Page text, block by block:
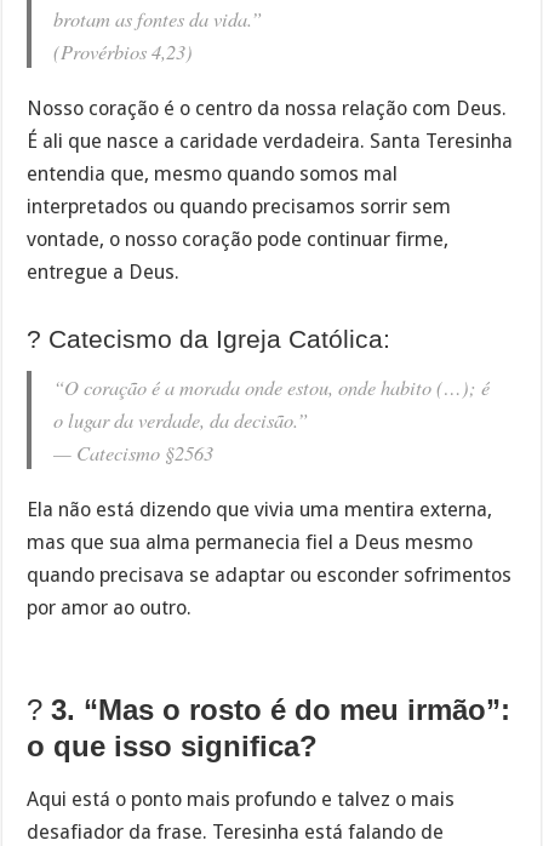
brotam as fontes da vida.”
(Provérbios 4,23)
Nosso coração é o centro da nossa relação com Deus.
É ali que nasce a caridade verdadeira. Santa Teresinha
entendia que, mesmo quando somos mal
interpretados ou quando precisamos sorrir sem
vontade, o nosso coração pode continuar firme,
entregue a Deus.
? Catecismo da Igreja Católica:
“O coração é a morada onde estou, onde habito (…); é
o lugar da verdade, da decisão.”
— Catecismo §2563
Ela não está dizendo que vivia uma mentira externa,
mas que sua alma permanecia fiel a Deus mesmo
quando precisava se adaptar ou esconder sofrimentos
por amor ao outro.
?3. “Mas o rosto é do meu irmão”:
o que isso significa?
Aqui está o ponto mais profundo e talvez o mais
desafiador da frase. Teresinha está falando de